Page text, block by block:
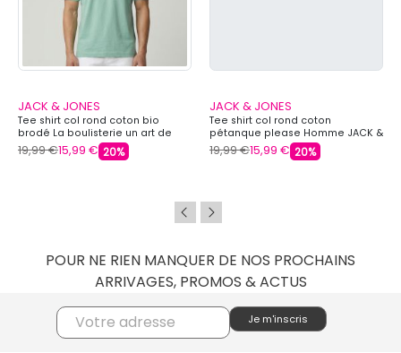
JACK & JONES
Tee shirt col rond coton bio
brodé La boulisterie un art de
vivre Homme JACK & JONES
19,99 €15,99 € 20%
JACK & JONES
Tee shirt col rond coton
pétanque please Homme JACK &
JONES
19,99 €15,99 € 20%
POUR NE RIEN MANQUER DE NOS PROCHAINS
ARRIVAGES, PROMOS & ACTUS